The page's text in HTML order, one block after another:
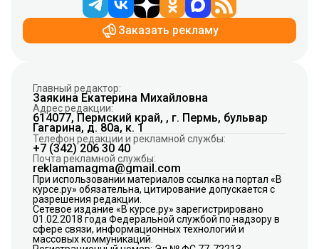
Заказать рекламу
Главный редактор:
Заякина Екатерина Михайловна
Адрес редакции:
614077, Пермский край, , г. Пермь, бульвар
Гагарина, д. 80а, к. 1
Телефон редакции и рекламной службы:
+7 (342) 206 30 40
Почта рекламной службы:
reklamamagma@gmail.com
При использовании материалов ссылка на портал «В
курсе.ру» обязательна, цитирование допускается с
разрешения редакции.
Сетевое издание «В курсе.ру» зарегистрировано
01.02.2018 года Федеральной службой по надзору в
сфере связи, информационных технологий и
массовых коммуникаций.